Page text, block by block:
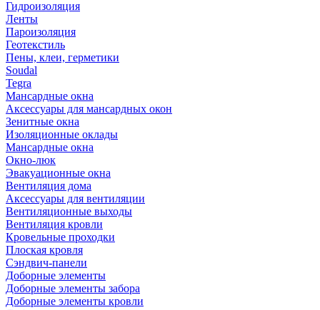
Гидроизоляция
Ленты
Пароизоляция
Геотекстиль
Пены, клеи, герметики
Soudal
Tegra
Мансардные окна
Аксессуары для мансардных окон
Зенитные окна
Изоляционные оклады
Мансардные окна
Окно-люк
Эвакуационные окна
Вентиляция дома
Аксессуары для вентиляции
Вентиляционные выходы
Вентиляция кровли
Кровельные проходки
Плоская кровля
Сэндвич-панели
Доборные элементы
Доборные элементы забора
Доборные элементы кровли